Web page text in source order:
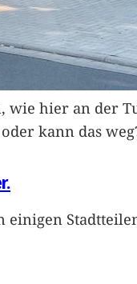
wie hier an der
kann das
einigen